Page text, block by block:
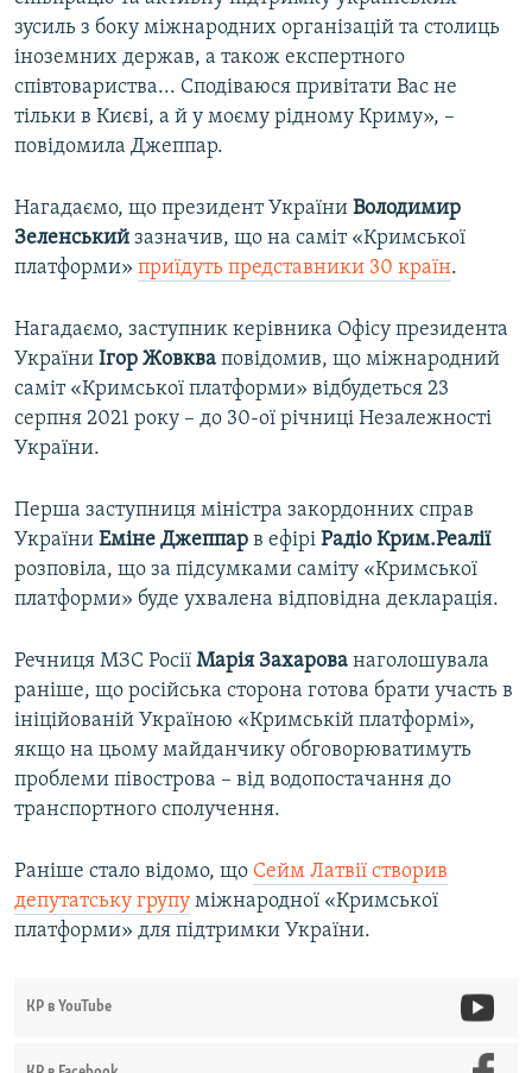
зусиль з боку міжнародних організацій та столиць
іноземних держав, а також експертного
співтовариства... Сподіваюся привітати Вас не
тільки в Києві, а й у моєму рідному Криму», –
повідомила Джеппар.
Нагадаємо, що президент України Володимир
Зеленський зазначив, що на саміт «Кримської
платформи» приїдуть представники 30 країн.
Нагадаємо, заступник керівника Офісу президента
України Ігор Жовква повідомив, що міжнародний
саміт «Кримської платформи» відбудеться 23
серпня 2021 року – до 30-ої річниці Незалежності
України.
Перша заступниця міністра закордонних справ
України Еміне Джеппар в ефірі Радіо Крим.Реалії
розповіла, що за підсумками саміту «Кримської
платформи» буде ухвалена відповідна декларація.
Речниця МЗС Росії Марія Захарова наголошувала
раніше, що російська сторона готова брати участь в
ініційованій Україною «Кримській платформі»,
якщо на цьому майданчику обговорюватимуть
проблеми півострова – від водопостачання до
транспортного сполучення.
Раніше стало відомо, що Сейм Латвії створив
депутатську групу міжнародної «Кримської
платформи» для підтримки України.
КР в YouTube